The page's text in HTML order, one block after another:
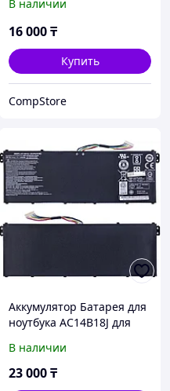
В наличии
16 000₸
Купить
CompStore
Аккумулятор Батарея для
ноутбука AC14B18J для
572 / ES1-711 /11.4v
3090mAh ORIGINAL
В наличии
23 000₸